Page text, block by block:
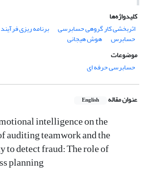
کلیدواژه‌ها
اثربخشی کار گروهی حسابرسی
برنامه ریزی
حسابرس
هوش هیجانی‏
موضوعات
حسابرسی حرفه ای
عنوان مقاله English
intelligence on the
auditing teamwork and the
detect fraud: The role of
planning‎